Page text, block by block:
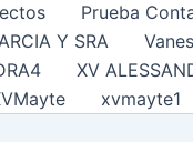
Prueba
Y SRA
XV
xvmayte1